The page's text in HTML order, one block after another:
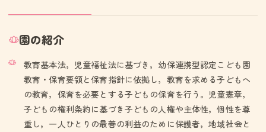
園の紹介
教育基本法，児童福祉法に基づき，幼保連携型認定こども園
教育・保育要領と保育指針に依拠し，教育を求める子どもへ
の教育，保育を必要とする子どもの保育を行う。児童憲章，
子どもの権利条約に基づき子どもの人権や主体性，個性を尊
重し，一人ひとりの最善の利益のために保護者，地域社会と